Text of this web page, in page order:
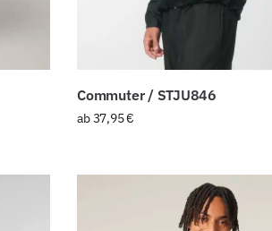
Commuter / STJU846
ab37,95€